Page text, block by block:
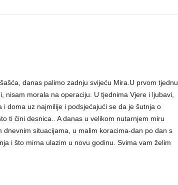
danas palimo zadnju svijeću Mira.U prvom tjednu
nisam morala na operaciju. U tjednima Vjere i ljubavi,
doma uz najmilije i podsjećajući se da je šutnja o
ti čini desnica.. A danas u velikom nutarnjem miru
situacijama, u malim koracima-dan po dan s
i što mirna ulazim u novu godinu. Svima vam želim